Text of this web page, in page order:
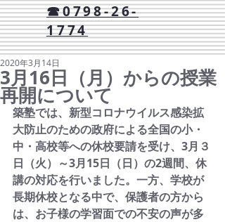
☎0798-26-
1774
3月16日（月）からの授業
再開について
2020年3月14日
築塾では、新型コロナウイルス感染拡
大防止のための政府による全国の小・
中・高校等への休校要請を受け、3月３
日（火）～3月15日（日）の2週間、休
講の対応を行いました。一方、学校が
長期休校となる中で、保護者の方から
は、お子様の学習面での不安の声が多